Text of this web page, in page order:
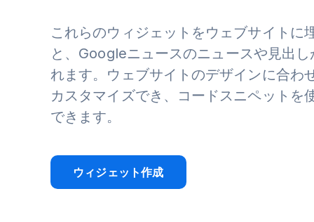
これらのウィジェットをウェブサイトに
と、Googleニュースのニュースや見出し
れます。ウェブサイトのデザインに合わ
カスタマイズでき、コードスニペットを
できます。
ウィジェット作成